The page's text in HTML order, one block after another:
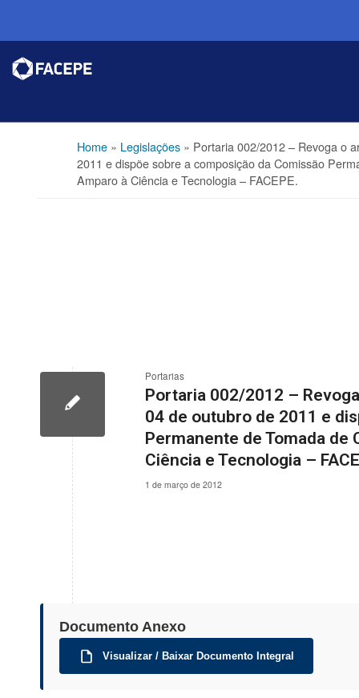
Home» Legislações» Portaria 002/2012 – Revoga o
2011 e dispõe sobre a composição da Comissão
Amparo à Ciência e Tecnologia – FACEPE.
Portarias
Portaria 002/2012 –
04 de outubro de 2011 e
Permanente de Tomada de
Ciência e Tecnologia –
1 de março de 2012
Documento Anexo
Visualizar / Baixar Documento Integral